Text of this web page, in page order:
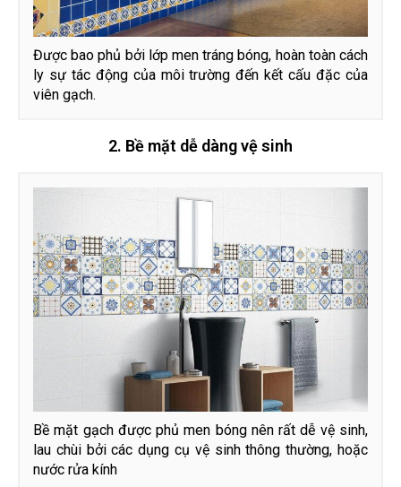
Được bao phủ bởi lớp men tráng bóng, hoàn toàn cách
ly sự tác động của môi trường đến kết cấu đặc của
viên gạch.
2. Bề mặt dễ dàng vệ sinh
Bề mặt gạch được phủ men bóng nên rất dễ vệ sinh,
lau chùi bởi các dụng cụ vệ sinh thông thường, hoặc
nước rửa kính